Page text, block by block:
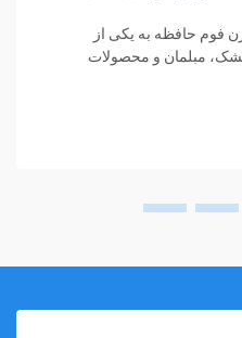
فوم حافظه به یکی از
مبلمان و محصولات